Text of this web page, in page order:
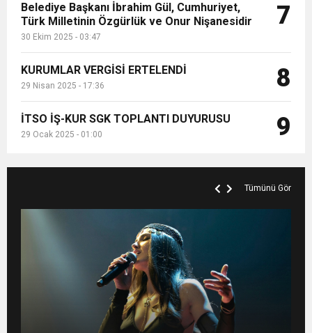
Belediye Başkanı İbrahim Gül, Cumhuriyet,
Türk Milletinin Özgürlük ve Onur Nişanesidir
30 Ekim 2025 - 03:47
7
KURUMLAR VERGİSİ ERTELENDİ
29 Nisan 2025 - 17:36 8
İTSO İŞ-KUR SGK TOPLANTI DUYURUSU
29 Ocak 2025 - 01:00 9
Tümünü Gör